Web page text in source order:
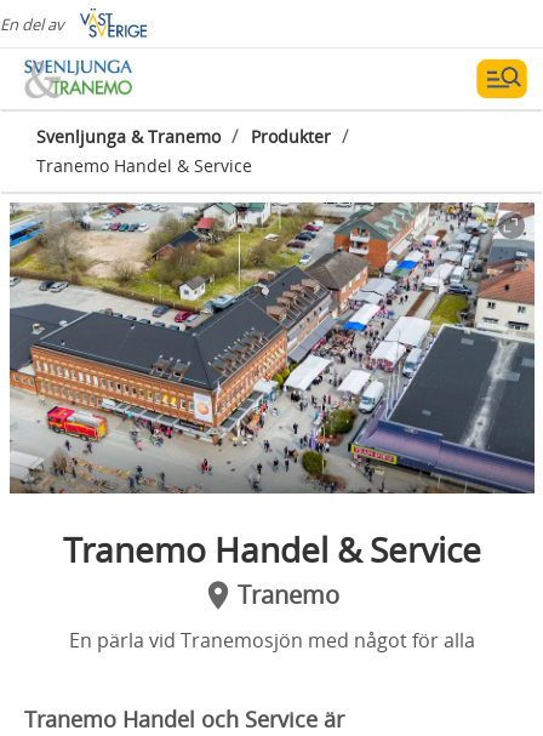
En del av
Svenljunga & Tranemo / Produkter /
Tranemo Handel & Service
Tranemo Handel & Service
Tranemo
En pärla vid Tranemosjön med något för alla
Tranemo Handel och Service är